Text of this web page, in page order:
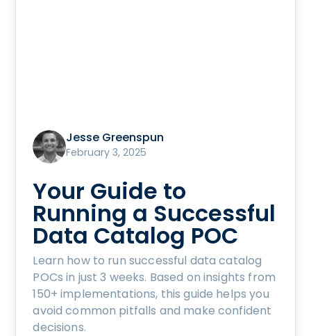
Jesse Greenspun
February 3, 2025
Your Guide to
Running a Successful
Data Catalog POC
Learn how to run successful data catalog
POCs in just 3 weeks. Based on insights from
150+ implementations, this guide helps you
avoid common pitfalls and make confident
decisions.